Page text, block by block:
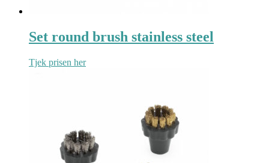
Set round brush stainless steel
Tjek prisen her